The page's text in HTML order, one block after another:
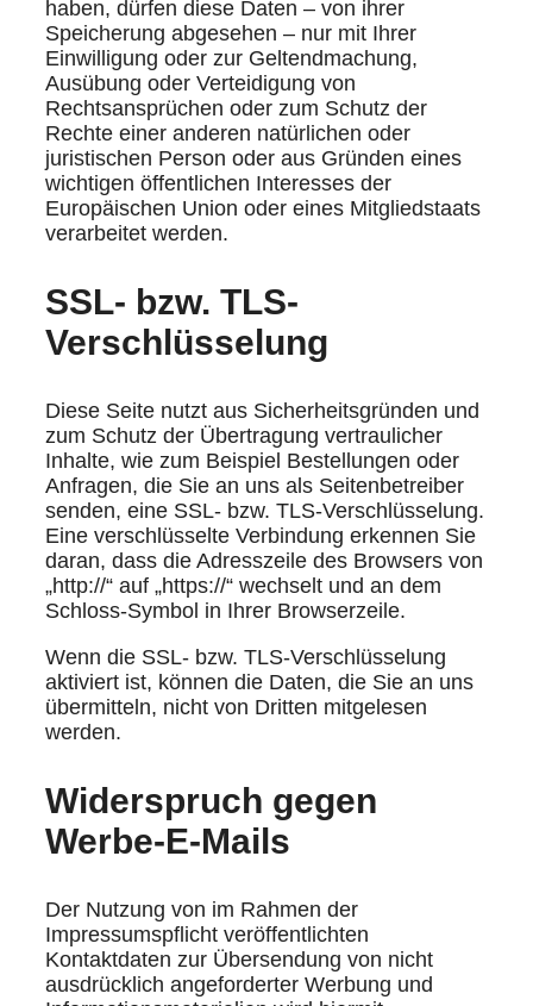
haben, dürfen diese Daten – von ihrer
Speicherung abgesehen – nur mit Ihrer
Einwilligung oder zur Geltendmachung,
Ausübung oder Verteidigung von
Rechtsansprüchen oder zum Schutz der
Rechte einer anderen natürlichen oder
juristischen Person oder aus Gründen eines
wichtigen öffentlichen Interesses der
Europäischen Union oder eines Mitgliedstaats
verarbeitet werden.
SSL- bzw. TLS-
Verschlüsselung
Diese Seite nutzt aus Sicherheitsgründen und
zum Schutz der Übertragung vertraulicher
Inhalte, wie zum Beispiel Bestellungen oder
Anfragen, die Sie an uns als Seitenbetreiber
senden, eine SSL- bzw. TLS-Verschlüsselung.
Eine verschlüsselte Verbindung erkennen Sie
daran, dass die Adresszeile des Browsers von
„http://“ auf „https://“ wechselt und an dem
Schloss-Symbol in Ihrer Browserzeile.
Wenn die SSL- bzw. TLS-Verschlüsselung
aktiviert ist, können die Daten, die Sie an uns
übermitteln, nicht von Dritten mitgelesen
werden.
Widerspruch gegen
Werbe-E-Mails
Der Nutzung von im Rahmen der
Impressumspflicht veröffentlichten
Kontaktdaten zur Übersendung von nicht
ausdrücklich angeforderter Werbung und